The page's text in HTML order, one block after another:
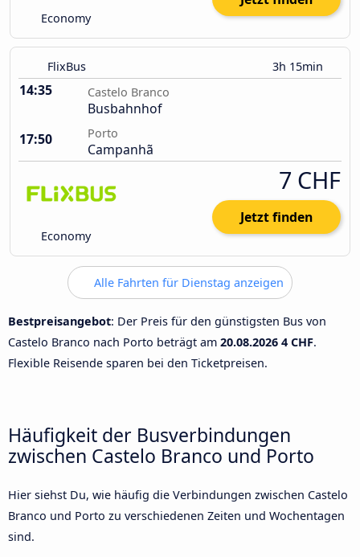
Economy
FlixBus 3h 15min
14:35 Castelo Branco
Busbahnhof
17:50
Porto
Campanhã
Economy
7 CHF
Jetzt finden
Alle Fahrten für Dienstag anzeigen
Bestpreisangebot: Der Preis für den günstigsten Bus von
Castelo Branco nach Porto beträgt am 20.08.2026 4 CHF.
Flexible Reisende sparen bei den Ticketpreisen.
Häufigkeit der Busverbindungen
zwischen Castelo Branco und Porto
Hier siehst Du, wie häufig die Verbindungen zwischen Castelo
Branco und Porto zu verschiedenen Zeiten und Wochentagen
sind.